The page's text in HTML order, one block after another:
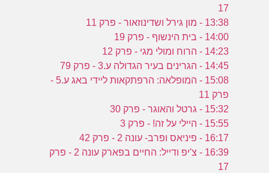
17
13:38 - מון גירל ושדינוזאור - פרק 11
14:00 - בית הינשוף - פרק 19
14:23 - הרוח ומולי מגי - פרק 12
14:45 - הגרינים בעיר הגדולה ע.3 - פרק 79
15:08 - המופלאה: הרפתקאות ליידי באג ע.5 -
פרק 11
15:32 - גרטל והאוגר - פרק 30
15:55 - היילי על זה! - פרק 3
16:17 - פיניאס ופרב- עונה 2 - פרק 42
16:39 - צ'יפ ודייל: החיים בפארק עונה 2 - פרק
17